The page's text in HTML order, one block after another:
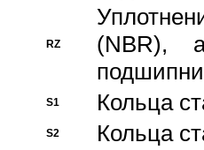
RZ
(NBR),
S1 Кольца
S2 Кольца